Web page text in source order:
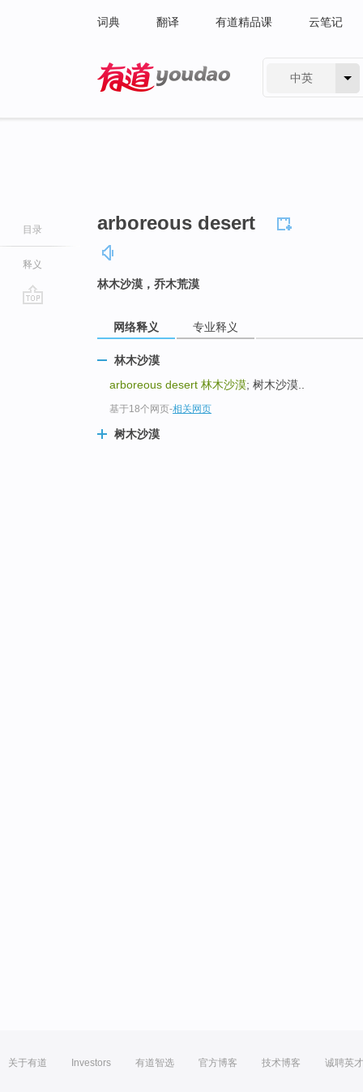
词典 翻译 有道精品课 云笔记
中英
目录
释义
arboreous desert
林木沙漠，乔木荒漠
网络释义 专业释义
林木沙漠
arboreous desert 林木沙漠; 树木沙漠..
基于18个网页-相关网页
树木沙漠
关于有道 Investors 有道智选 官方博客 技术博客 诚聘英才